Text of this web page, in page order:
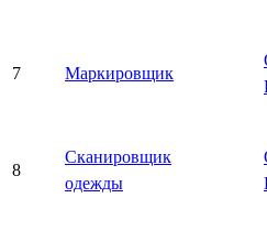
7 Маркировщик
8
Сканировщик
одежды